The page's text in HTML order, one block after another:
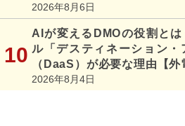
2026年8月6日
AIが変えるDMOの役割と
ル「デスティネーション・
（DaaS）が必要な理由【外
2026年8月4日